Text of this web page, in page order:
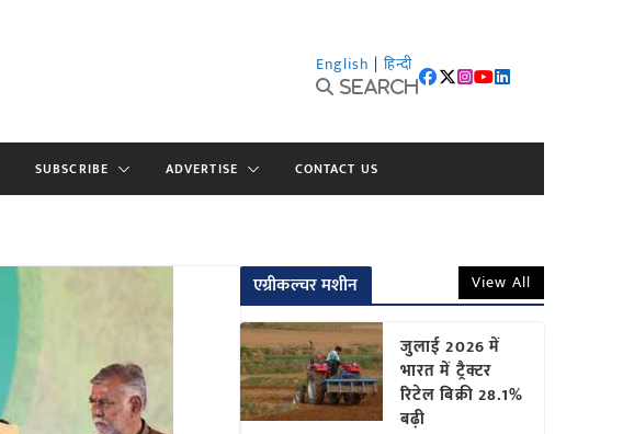
English | हिन्दी
Search
SUBSCRIBE ADVERTISE CONTACT US
एग्रीकल्चर मशीन View All
जुलाई 2026 में
भारत में ट्रैक्टर
रिटेल बिक्री 28.1%
बढ़ी